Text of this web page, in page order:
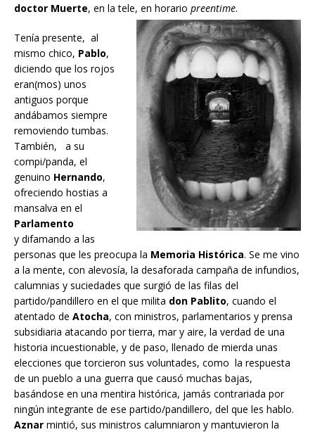
doctor Muerte, en la tele, en horario preentime.
Tenía presente, al
mismo chico, Pablo,
diciendo que los rojos
eran(mos) unos
antiguos porque
andábamos siempre
removiendo tumbas.
También, a su
compi/panda, el
genuino Hernando,
ofreciendo hostias a
mansalva en el
Parlamento
y difamando a las
personas que les preocupa la Memoria Histórica. Se me vino
a la mente, con alevosía, la desaforada campaña de infundios,
calumnias y suciedades que surgió de las filas del
partido/pandillero en el que milita don Pablito, cuando el
atentado de Atocha, con ministros, parlamentarios y prensa
subsidiaria atacando por tierra, mar y aire, la verdad de una
historia incuestionable, y de paso, llenado de mierda unas
elecciones que torcieron sus voluntades, como la respuesta
de un pueblo a una guerra que causó muchas bajas,
basándose en una mentira histórica, jamás contrariada por
ningún integrante de ese partido/pandillero, del que les hablo.
Aznar mintió, sus ministros calumniaron y mantuvieron la